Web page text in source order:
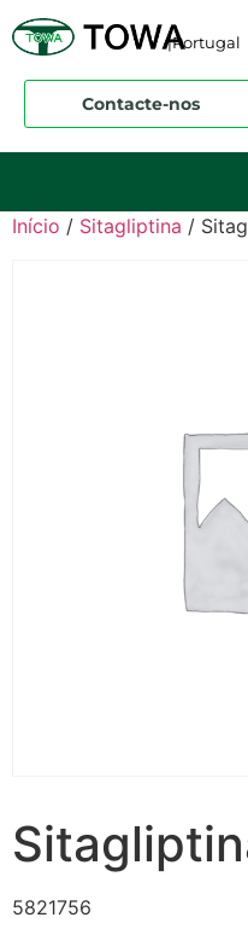
|Portugal
Contacte-nos
Início / Sitagliptina /
5821756